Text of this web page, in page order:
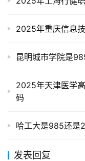
2025年重庆信息
昆明城市学院是
2025年天津医学
码
哈工大是985还是
发表回复